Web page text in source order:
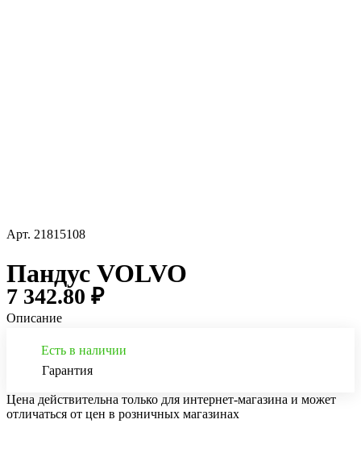
Арт. 21815108
Пандус VOLVO
7 342.80 ₽
Описание
Есть в наличии
Гарантия
Цена действительна только для интернет-магазина и может
отличаться от цен в розничных магазинах